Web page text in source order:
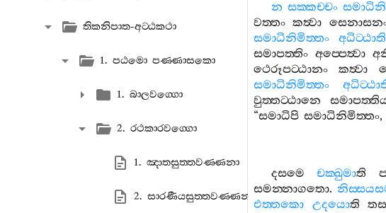
තිකනිපාත-අට‍්ඨකථා
1. පඨමො පණ‍්ණාසකො
1. බාලවග‍්ගො
2. රථකාරවග‍්ගො
1. ඤාතසුත‍්තවණ‍්ණනා
2. සාරණීයසුත‍්තවණ‍්ණනා
න සක‍්කච‍්චං
වත‍්තං කත්‍වා
සමාධිනිමිත‍්තං
අධිට‍්ඨාති
සමාපත‍්තිං අප‍්පෙත්‍වා
ථෙරූපට‍්ඨානං
කත්‍වා
සමාධිනිමිත‍්තං
වුත‍්තට‍්ඨානෙ
“සමාධිපි සමාධිනිමිත‍්තං,
දසමෙ චක‍්ඛුමාති
සමන‍්නාගතො.
එත‍්තකො
උදයොති